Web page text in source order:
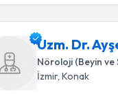
Uzm. Dr.
Nöroloji (Beyin ve
İzmir, Konak